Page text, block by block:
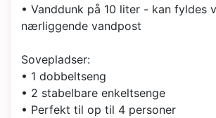
• Vanddunk på 10 liter - kan fyldes
nærliggende vandpost
Sovepladser:
• 1 dobbeltseng
• 2 stabelbare enkeltsenge
• Perfekt til op til 4 personer